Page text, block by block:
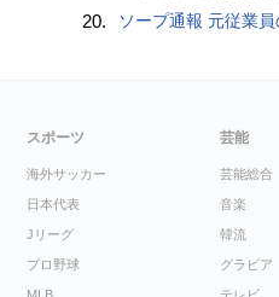
20. ソープ通報 元従業
スポーツ
海外サッカー
日本代表
Jリーグ
プロ野球
芸能
芸能総合
音楽
韓流
グラビア